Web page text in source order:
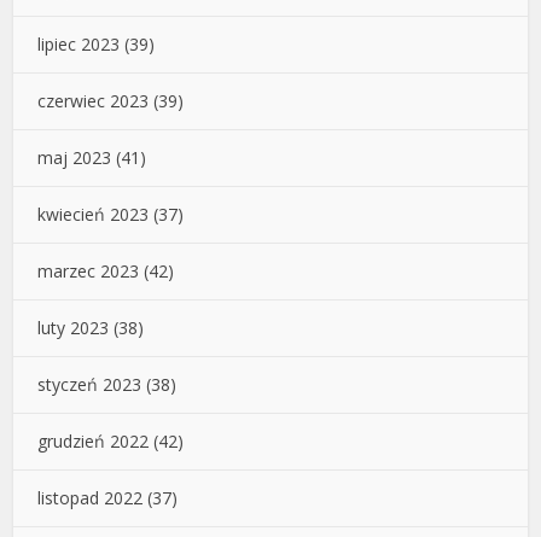
lipiec 2023 (39)
czerwiec 2023 (39)
maj 2023 (41)
kwiecień 2023 (37)
marzec 2023 (42)
luty 2023 (38)
styczeń 2023 (38)
grudzień 2022 (42)
listopad 2022 (37)